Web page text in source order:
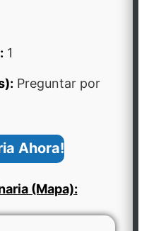
1
Preguntar por
Ahora!
(Mapa):